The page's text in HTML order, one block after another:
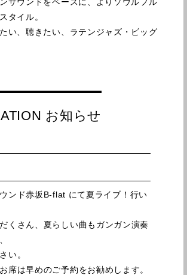
タイル。
い、聴きたい、ラテンジャズ・ビッグ
お知らせ
ンド赤坂B-flat にて夏ライブ！行い
くさん、夏らしい曲もガンガン演奏
い。
席は早めのご予約をお勧めします。